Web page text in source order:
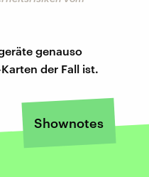
genauso
der Fall ist.
Shownotes